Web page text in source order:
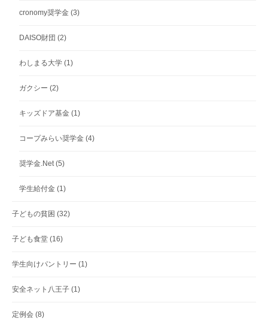
cronomy奨学金 (3)
DAISO財団 (2)
わしまる大学 (1)
ガクシー (2)
キッズドア基金 (1)
コープみらい奨学金 (4)
奨学金.Net(5)
学生給付金 (1)
子どもの貧困 (32)
子ども食堂 (16)
学生向けパントリー (1)
安全ネット八王子 (1)
定例会 (8)